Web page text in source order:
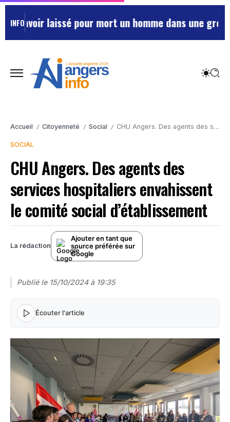
INFO laissé pour mort un homme dans une grotte à
Accueil / Citoyenneté / Social / CHU Angers. Des agents des services hospitaliers envahissent le comité social d’établissement
SOCIAL
CHU Angers. Des agents des
services hospitaliers envahissent
le comité social d’établissement
La rédaction
Ajouter en tant que
source préférée sur
Google
Publié le 15/10/2024 à 19:35
Écouter l'article